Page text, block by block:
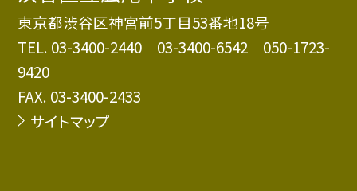
東京都渋谷区神宮前5丁目53番地18号
TEL. 03-3400-2440 03-3400-6542 050-1723-
9420
FAX. 03-3400-2433
サイトマップ